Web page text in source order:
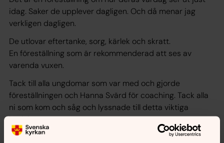
idag. Saker de upplever dagligen. Och då menar jag
verkligen dagligen.
De utlovar eftertanke, sorg, kärlek och skratt.
En föreställning som är rekommenderad att ses av
varenda vuxen.
Tack till alla ungdomar som var med och gjorde
föreställningen och Hanna Svärd för coaching. Tack alla
ni som kom och såg och lyssnade till detta viktiga
budskap.
Läs hela recensionen här